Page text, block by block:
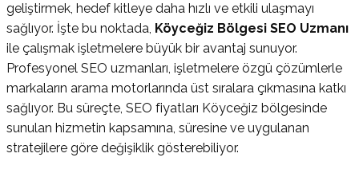
geliştirmek, hedef kitleye daha hızlı ve etkili ulaşmayı
sağlıyor. İşte bu noktada, Köyceğiz Bölgesi SEO Uzmanı
ile çalışmak işletmelere büyük bir avantaj sunuyor.
Profesyonel SEO uzmanları, işletmelere özgü çözümlerle
markaların arama motorlarında üst sıralara çıkmasına katkı
sağlıyor. Bu süreçte, SEO fiyatları Köyceğiz bölgesinde
sunulan hizmetin kapsamına, süresine ve uygulanan
stratejilere göre değişiklik gösterebiliyor.